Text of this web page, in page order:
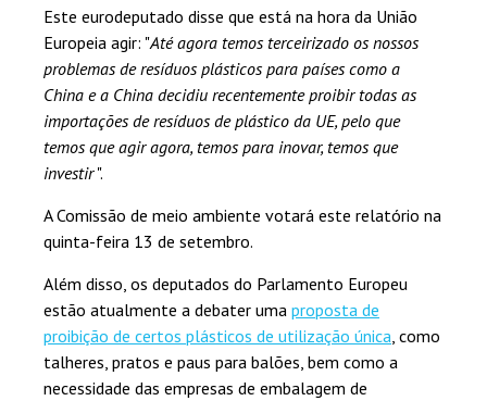
Este eurodeputado disse que está na hora da União
Europeia agir: "Até agora temos terceirizado os nossos
problemas de resíduos plásticos para países como a
China e a China decidiu recentemente proibir todas as
importações de resíduos de plástico da UE, pelo que
temos que agir agora, temos para inovar, temos que
investir".
A Comissão de meio ambiente votará este relatório na
quinta-feira 13 de setembro.
Além disso, os deputados do Parlamento Europeu
estão atualmente a debater uma proposta de
proibição de certos plásticos de utilização única , como
talheres, pratos e paus para balões, bem como a
necessidade das empresas de embalagem de